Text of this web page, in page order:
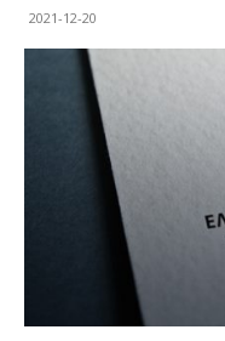
2021-12-20